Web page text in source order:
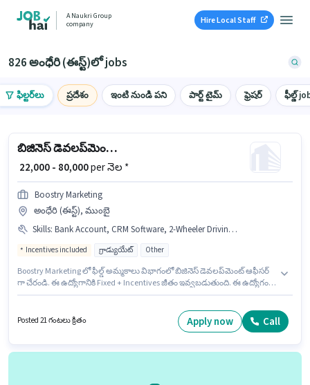
A Naukri Group
company
Hire Local Staff
826 అంధేరి (ఈస్ట్)లో jobs
ఫిల్టర్‌లు ప్రదేశం ఇంటి నుండి పని పార్ట్ టైమ్ ఫ్రెషర్ ఫీల్డ్
బిజినెస్ డెవలప్‌మెంట్ ఆఫీసర్
₹ 22,000 - 80,000per నెల *
Boostry Marketing
అంధేరి (ఈస్ట్), ముంబై
Skills: Bank Account, CRM Software, 2-Wheeler Driving Licence, PAN Card, Bike, Aadhar Card, Area Knowledge, Wiring, Lead Generation, Smartphone
Incentives included గ్రాడ్యుయేట్ Other
Boostry Marketing లో ఫీల్డ్ అమ్మకాలు విభాగంలో బిజినెస్ డెవలప్‌మెంట్ ఆఫీసర్
గా చేరండి. ఈ ఉద్యోగానికి Fixed + Incentives జీతం ఇవ్వబడుతుంది. ఈ ఉద్యోగం
ఉండాలి. ఈ ఉద్యోగానికి అభ్యర్థులు తప్పనిసరిగా గ్రాడ్యుయేట్ డిగ్రీ/సర్టిఫికెట్ కలిగి
ఉండాలి. ఈ ఉద్యోగానికి దరఖాస్తు చేయాలనుకునే అభ్యర్థి వద్ద Bike, Smartphone
Posted 21 గంటలు క్రితం Apply now Call